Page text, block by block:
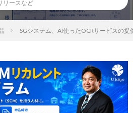
リースなど
SGシステム、AI使ったOCRサービスの提